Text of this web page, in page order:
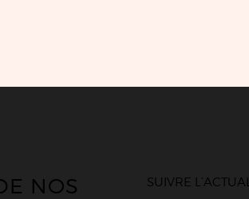
NOS
SUIVRE